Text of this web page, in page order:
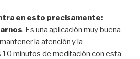
en esto precisamente:
. Es una aplicación muy buena
la atención y la
10 minutos de meditación con esta